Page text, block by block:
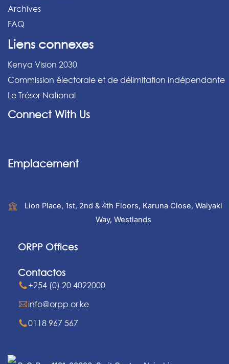
Archives
FAQ
Liens connexes
Kenya Vision 2030
Commission électorale et de délimitation indépendante
Le Trésor National
Connect With Us
Emplacement
Lion Place, 1st, 2nd & 4th Floors, Karuna Close, Waiyaki
Way, Westlands
ORPP Offices
Contactos
+254 (0) 20 4022000
info@orpp.or.ke
0118 967 567